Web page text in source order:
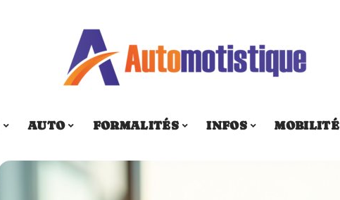
AUTO FORMALITÉS INFOS MOBILITÉ